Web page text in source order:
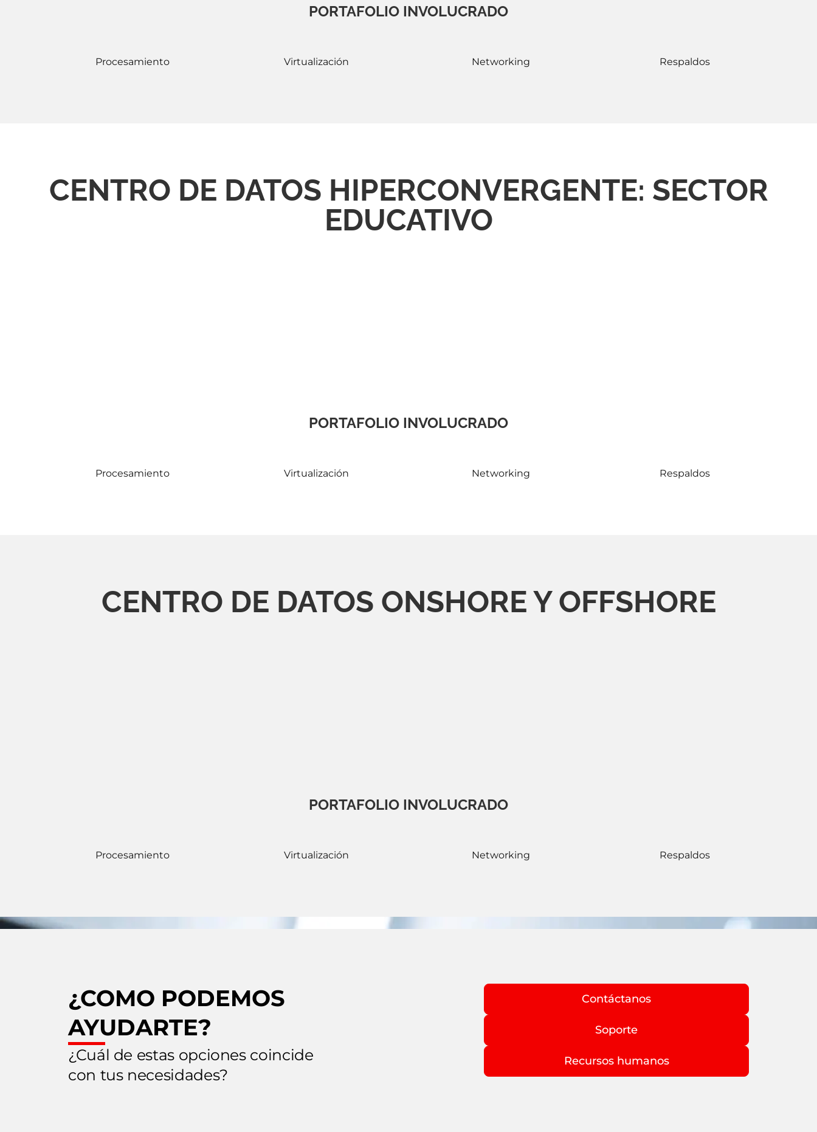
PORTAFOLIO INVOLUCRADO
Procesamiento Virtualización Networking Respaldos
CENTRO DE DATOS HIPERCONVERGENTE: SECTOR
EDUCATIVO
PORTAFOLIO INVOLUCRADO
Procesamiento Virtualización Networking Respaldos
CENTRO DE DATOS ONSHORE Y OFFSHORE
PORTAFOLIO INVOLUCRADO
Procesamiento Virtualización Networking Respaldos
¿COMO PODEMOS
AYUDARTE?
¿Cuál de estas opciones coincide
con tus necesidades?
Contáctanos
Soporte
Recursos humanos